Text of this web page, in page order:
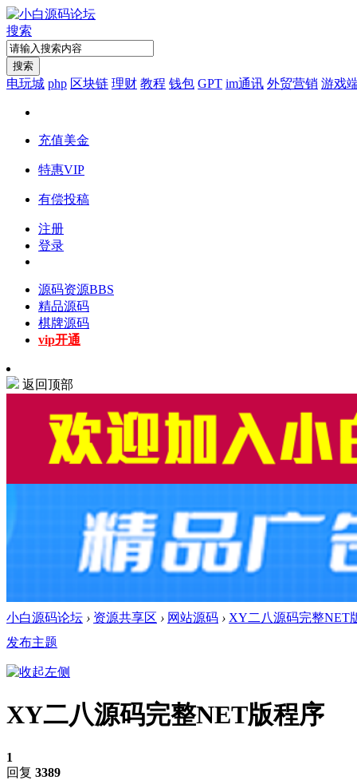
搜索
搜索
电玩城 php 区块链 理财 教程 钱包 GPT im通讯 外贸营销 游戏
充值美金
特惠VIP
有偿投稿
注册
登录
源码资源BBS
精品源码
棋牌源码
vip开通
返回顶部
小白源码论坛 › 资源共享区 › 网站源码 › XY二八源码完整NET
发布主题
XY二八源码完整NET版程序
1
回复 3389